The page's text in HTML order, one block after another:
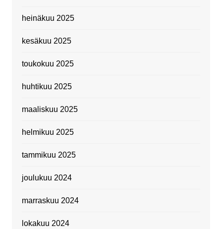
heinäkuu 2025
kesäkuu 2025
toukokuu 2025
huhtikuu 2025
maaliskuu 2025
helmikuu 2025
tammikuu 2025
joulukuu 2024
marraskuu 2024
lokakuu 2024